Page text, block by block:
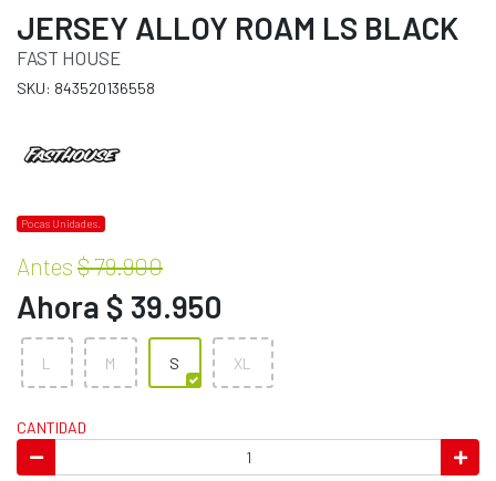
JERSEY ALLOY ROAM LS BLACK
FAST HOUSE
SKU: 843520136558
Pocas Unidades.
Antes $ 79.900
Ahora $ 39.950
L M S XL
CANTIDAD